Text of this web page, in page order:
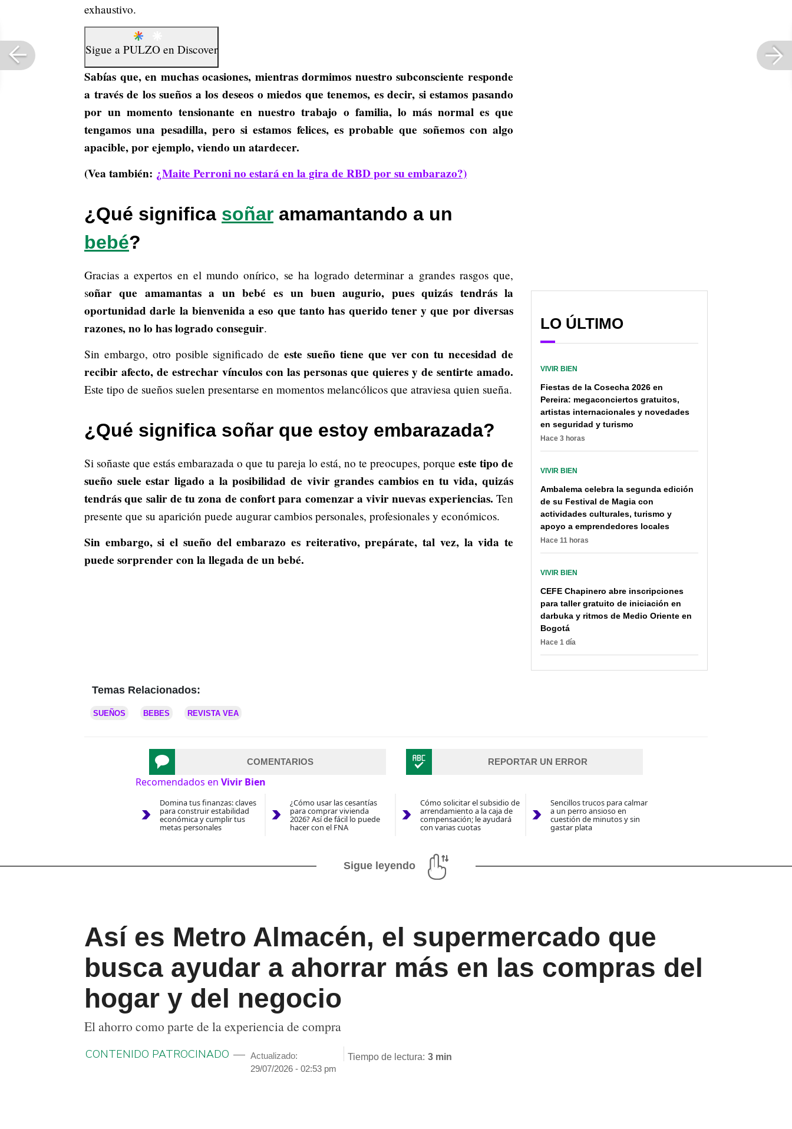
exhaustivo.
Sigue a PULZO en Discover
Sabías que, en muchas ocasiones, mientras dormimos nuestro subconsciente responde
a través de los sueños a los deseos o miedos que tenemos, es decir, si estamos pasando
por un momento tensionante en nuestro trabajo o familia, lo más normal es que
tengamos una pesadilla, pero si estamos felices, es probable que soñemos con algo
apacible, por ejemplo, viendo un atardecer.
(Vea también: ¿Maite Perroni no estará en la gira de RBD por su embarazo?)
¿Qué significa soñar amamantando a un
bebé?
Gracias a expertos en el mundo onírico, se ha logrado determinar a grandes rasgos que,
soñar que amamantas a un bebé es un buen augurio, pues quizás tendrás la
oportunidad darle la bienvenida a eso que tanto has querido tener y que por diversas
razones, no lo has logrado conseguir.
Sin embargo, otro posible significado deeste sueño tiene que ver con tu necesidad de
recibir afecto, de estrechar vínculos con las personas que quieres y de sentirte amado.
Este tipo de sueños suelen presentarse en momentos melancólicos que atraviesa quien sueña.
¿Qué significa soñar que estoy embarazada?
Si soñaste que estás embarazada o que tu pareja lo está, no te preocupes, porque este tipo de
sueño suele estar ligado a la posibilidad de vivir grandes cambios en tu vida, quizás
tendrás que salir de tu zona de confort para comenzar a vivir nuevas experiencias. Ten
presente que su aparición puede augurar cambios personales, profesionales y económicos.
Sin embargo, si el sueño del embarazo es reiterativo, prepárate, tal vez, la vida te
puede sorprender con la llegada de un bebé.
LO ÚLTIMO
VIVIR BIEN
Fiestas de la Cosecha 2026 en
Pereira: megaconciertos gratuitos,
artistas internacionales y novedades
en seguridad y turismo
Hace 3 horas
VIVIR BIEN
Ambalema celebra la segunda edición
de su Festival de Magia con
actividades culturales, turismo y
apoyo a emprendedores locales
Hace 11 horas
VIVIR BIEN
CEFE Chapinero abre inscripciones
para taller gratuito de iniciación en
darbuka y ritmos de Medio Oriente en
Bogotá
Hace 1 día
Temas Relacionados:
SUEÑOS BEBES REVISTA VEA
COMENTARIOS REPORTAR UN ERROR
Recomendados en Vivir Bien
Domina tus finanzas: claves
para construir estabilidad
económica y cumplir tus
metas personales
¿Cómo usar las cesantías
para comprar vivienda
2026? Así de fácil lo puede
hacer con el FNA
Cómo solicitar el subsidio de
arrendamiento a la caja de
compensación; le ayudará
con varias cuotas
Sencillos trucos para calmar
a un perro ansioso en
cuestión de minutos y sin
gastar plata
Sigue leyendo
Así es Metro Almacén, el supermercado que
busca ayudar a ahorrar más en las compras del
hogar y del negocio
El ahorro como parte de la experiencia de compra
CONTENIDO PATROCINADO
Actualizado:
29/07/2026 - 02:53 pm
Tiempo de lectura: 3 min